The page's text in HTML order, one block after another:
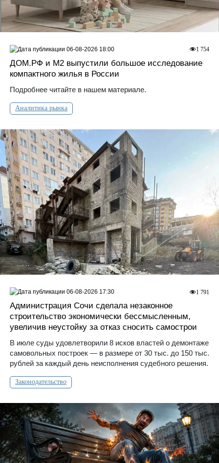
ДOМ.PФ и М2 выпустили большое исследование
компактного жилья в России
Подробнее читайте в нашем материале.
Аналитика рынка
1 754
06-08-2026 18:00
Администрация Сочи сделала незаконное
строительство экономически бессмысленным,
увеличив неустойку за отказ сносить самострои
В июле суды удовлетворили 8 исков властей о демонтаже
самовольных построек — в размере от 30 тыс. до 150 тыс.
рублей за каждый день неисполнения судебного решения.
Законодательство
1 791
06-08-2026 17:30